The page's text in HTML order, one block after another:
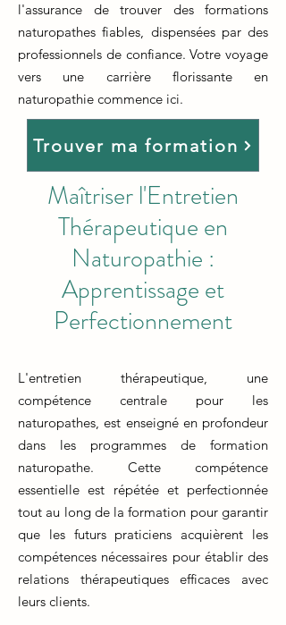
l'assurance de trouver des formations
naturopathes fiables, dispensées par des
professionnels de confiance. Votre voyage
vers une carrière florissante en
naturopathie commence ici.
Trouver ma formation
Maîtriser l'Entretien
Thérapeutique en
Naturopathie :
Apprentissage et
Perfectionnement
L'entretien thérapeutique, une
compétence centrale pour les
naturopathes, est enseigné en profondeur
dans les programmes de formation
naturopathe. Cette compétence
essentielle est répétée et perfectionnée
tout au long de la formation pour garantir
que les futurs praticiens acquièrent les
compétences nécessaires pour établir des
relations thérapeutiques efficaces avec
leurs clients.